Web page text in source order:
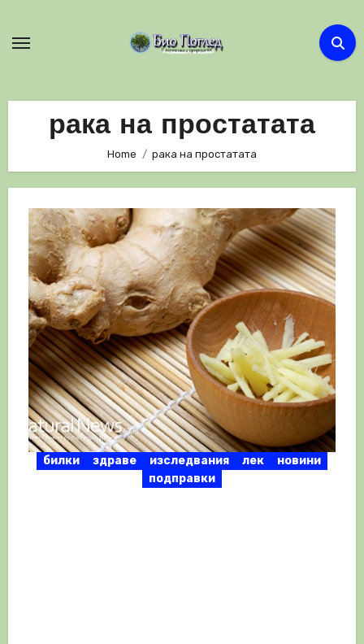
рака на простатата
Home рака на простатата
билки здраве изследвания лек
новини
подправки